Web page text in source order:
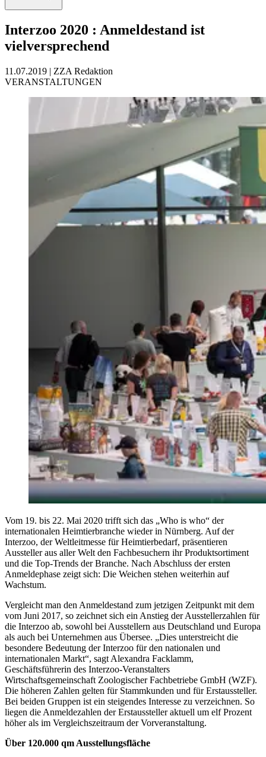
Interzoo 2020 : Anmeldestand ist
vielversprechend
11.07.2019 | ZZA Redaktion
VERANSTALTUNGEN
Vom 19. bis 22. Mai 2020 trifft sich das „Who is who“ der
internationalen Heimtierbranche wieder in Nürnberg. Auf der
Interzoo, der Weltleitmesse für Heimtierbedarf, präsentieren
Aussteller aus aller Welt den Fachbesuchern ihr Produktsortiment
und die Top-Trends der Branche. Nach Abschluss der ersten
Anmeldephase zeigt sich: Die Weichen stehen weiterhin auf
Wachstum.
Vergleicht man den Anmeldestand zum jetzigen Zeitpunkt mit dem
vom Juni 2017, so zeichnet sich ein Anstieg der Ausstellerzahlen für
die Interzoo ab, sowohl bei Ausstellern aus Deutschland und Europa
als auch bei Unternehmen aus Übersee. „Dies unterstreicht die
besondere Bedeutung der Interzoo für den nationalen und
internationalen Markt“, sagt Alexandra Facklamm,
Geschäftsführerin des Interzoo-Veranstalters
Wirtschaftsgemeinschaft Zoologischer Fachbetriebe GmbH (WZF).
Die höheren Zahlen gelten für Stammkunden und für Erstaussteller.
Bei beiden Gruppen ist ein steigendes Interesse zu verzeichnen. So
liegen die Anmeldezahlen der Erstaussteller aktuell um elf Prozent
höher als im Vergleichszeitraum der Vorveranstaltung.
Über 120.000 qm Ausstellungsfläche